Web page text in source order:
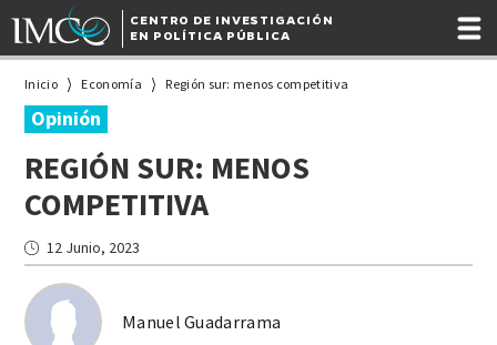
CENTRO DE INVESTIGACIÓN
EN POLÍTICA PÚBLICA
Inicio Economía Región sur: menos competitiva
Opinión
REGIÓN SUR: MENOS
COMPETITIVA
Manuel Guadarrama
12 Junio, 2023